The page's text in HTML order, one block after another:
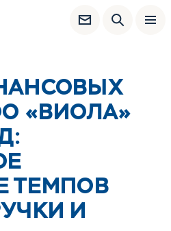
«ВИОЛА»
ТЕМПОВ
И